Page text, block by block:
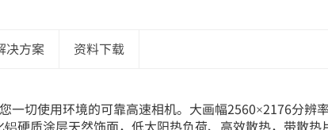
决方案 资料下载
一切使用环境的可靠高速相机。大画幅2560×2176分
硬质涂层天然饰面，低太阳热负荷、高效散热，带散